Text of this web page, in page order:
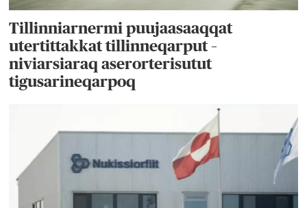
Tillinniarnermi puujaasaaqqat
utertittakkat tillinneqarput –
niviarsiaraq aserorterisutut
tigusarineqarpoq